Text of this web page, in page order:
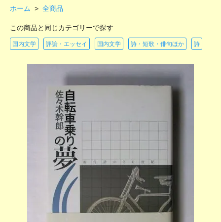
ホーム > 全商品
この商品と同じカテゴリーで探す
国内文学 評論・エッセイ 国内文学 詩・短歌・俳句ほか 詩